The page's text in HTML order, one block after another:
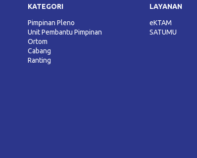
KATEGORI
Pimpinan Pleno
Unit Pembantu Pimpinan
Ortom
Cabang
Ranting
LAYANAN
eKTAM
SATUMU